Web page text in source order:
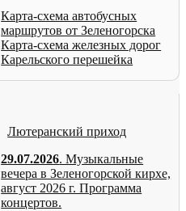
Карта-схема автобусных
маршрутов от Зеленогорска
Карта-схема железных дорог
Карельского перешейка
Лютеранский приход
29.07.2026. Музыкальные
вечера в Зеленогорской кирхе,
август 2026 г. Программа
концертов.